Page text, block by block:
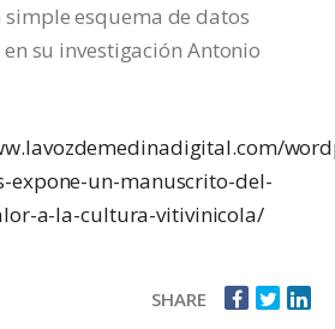
simple esquema de datos
su investigación Antonio
expone-un-manuscrito-del-
a-la-cultura-vitivinicola/
SHARE